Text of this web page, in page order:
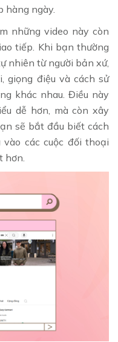
hàng ngày.
những video này còn
tiếp. Khi bạn thường
nhiên từ người bản xứ,
giọng điệu và cách sử
khác nhau. Điều này
dễ hơn, mà còn xây
sẽ bắt đầu biết cách
các cuộc đối thoại
hơn.